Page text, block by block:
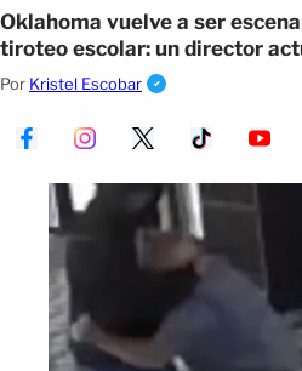
Oklahoma vuelve a ser
tiroteo escolar: un director
se revela después te
Por Kristel Escobar